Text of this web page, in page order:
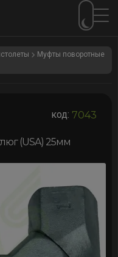
Муфты поворотные
код: 7043
(USA) 25мм